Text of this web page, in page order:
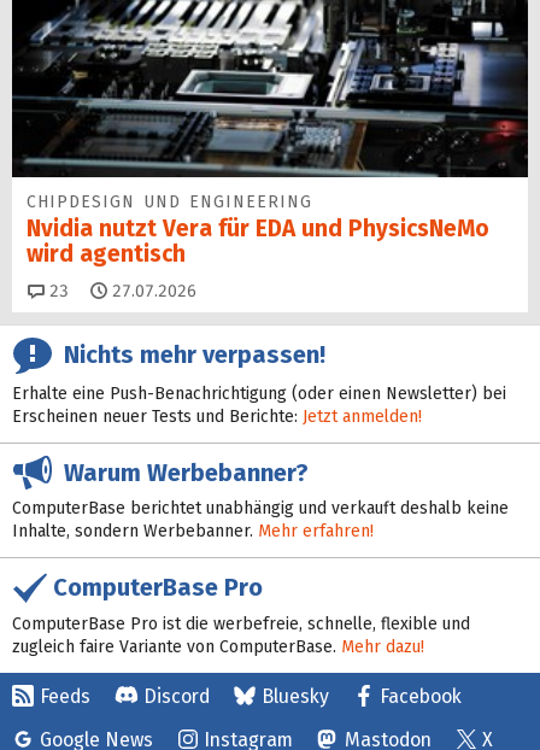
CHIPDESIGN UND ENGINEERING
Nvidia nutzt Vera für EDA und PhysicsNeMo
wird agentisch
23 Kommentare
27.07.2026
Nichts mehr verpassen!
Erhalte eine Push-Benachrichtigung (oder einen Newsletter) bei
Erscheinen neuer Tests und Berichte: Jetzt anmelden!
Warum Werbebanner?
ComputerBase berichtet unabhängig und verkauft deshalb keine
Inhalte, sondern Werbebanner. Mehr erfahren!
ComputerBase Pro
ComputerBase Pro ist die werbefreie, schnelle, flexible und
zugleich faire Variante von ComputerBase. Mehr dazu!
Feeds Discord Bluesky
Facebook
Google News
Instagram Mastodon X